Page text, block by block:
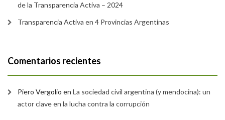
de la Transparencia Activa – 2024
Transparencia Activa en 4 Provincias Argentinas
Comentarios recientes
Piero Vergolio en La sociedad civil argentina (y mendocina): un
actor clave en la lucha contra la corrupción